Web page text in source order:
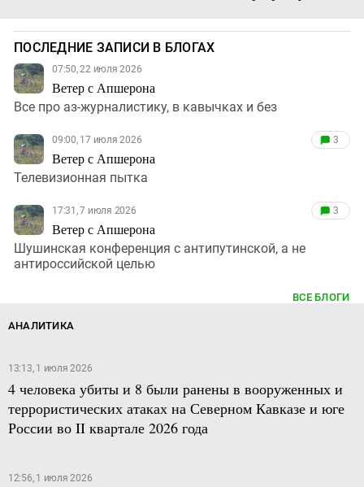
ПОСЛЕДНИЕ ЗАПИСИ В БЛОГАХ
07:50, 22 июля 2026
Ветер с Апшерона
Все про аз-журналистику, в кавычках и без
09:00, 17 июля 2026
Ветер с Апшерона
3
Телевизионная пытка
17:31, 7 июля 2026
Ветер с Апшерона
3
Шушинская конференция с антипутинской, а не
антироссийской целью
ВСЕ БЛОГИ
АНАЛИТИКА
13:13, 1 июля 2026
4 человека убиты и 8 были ранены в вооруженных и
террористических атаках на Северном Кавказе и юге
России во II квартале 2026 года
12:56, 1 июля 2026